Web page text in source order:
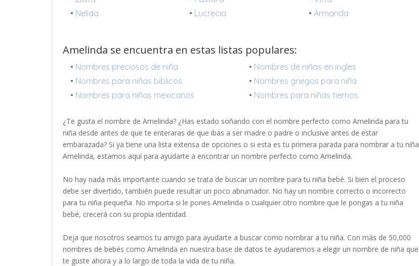
• Nelida • Lucrecia • Armanda
Amelinda se encuentra en estas listas populares:
• Nombres preciosos de niña • Nombres de niñas en ingles
• Nombres para niñas biblicos • Nombres griegos para niña
• Nombres para niñas mexicanos • Nombres para niñas tiernos
¿Te gusta el nombre de Amelinda? ¿Has estado soñando con el nombre perfecto como Amelinda para tu
niña desde antes de que te enteraras de que ibas a ser madre o padre o inclusive antes de estar
embarazada? Si ya tiene una lista extensa de opciones o si esta es tu primera parada para nombrar a tu niña
Amelinda, estamos aquí para ayudarte a encontrar un nombre perfecto como Amelinda.
No hay nada más importante cuando se trata de buscar un nombre para tu niña bebé. Si bien el proceso
debe ser divertido, también puede resultar un poco abrumador. No hay un nombre correcto o incorrecto
para tu niña pequeña. No importa si le pones Amelinda o cualquier otro nombre que le pongas a tu niña
bebé, crecerá con su propia identidad.
Deja que nosotros seamos tu amigo para ayudarte a buscar como nombrar a tu niña. Con más de 50,000
nombres de bebés como Amelinda en nuestra base de datos te ayudaremos a elegir un nombre de niña que
te guste ahora y a lo largo de toda la vida de tu niña.